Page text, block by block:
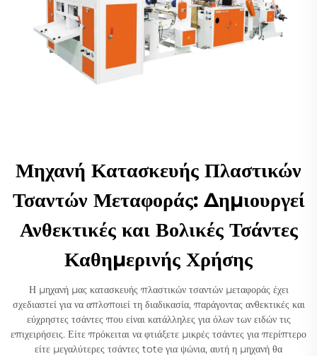
Μηχανή Κατασκευής Πλαστικών
Τσαντών Μεταφοράς: Δημιουργεί
Ανθεκτικές και Βολικές Τσάντες
Καθημερινής Χρήσης
Η μηχανή μας κατασκευής πλαστικών τσαντών μεταφοράς έχει
σχεδιαστεί για να απλοποιεί τη διαδικασία, παράγοντας ανθεκτικές και
εύχρηστες τσάντες που είναι κατάλληλες για όλων των ειδών τις
επιχειρήσεις. Είτε πρόκειται να φτιάξετε μικρές τσάντες για περίπτερο
είτε μεγαλύτερες τσάντες tote για ψώνια, αυτή η μηχανή θα